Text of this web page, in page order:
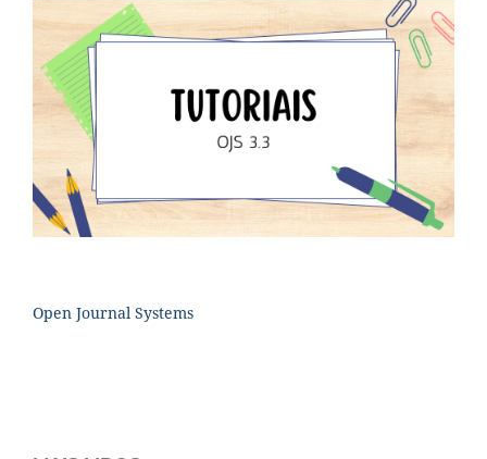
Open Journal Systems